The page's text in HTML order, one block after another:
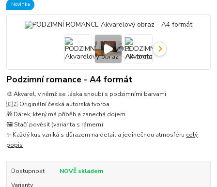
Novinka
Podzimní romance - A4 formát
🎨 Akvarel, v němž se láska snoubí s podzimními barvami
🇨🇿 Originální česká autorská tvorba
🎁 Dárek, který má příběh a zanechá dojem
🖼️ Stačí pověsit (varianta s rámem)
✨ Každý kus vzniká s důrazem na detail a jedinečnou atmosféru celý
popis
Dostupnost
NOVĚ skladem
Varianty